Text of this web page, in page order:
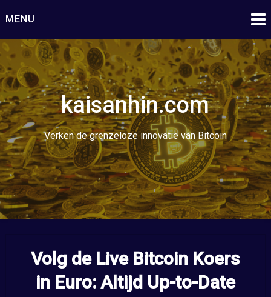
naar
inhoud
MENU
kaisanhin.com
Verken de grenzeloze innovatie van Bitcoin
Volg de Live Bitcoin Koers
in Euro: Altijd Up-to-Date